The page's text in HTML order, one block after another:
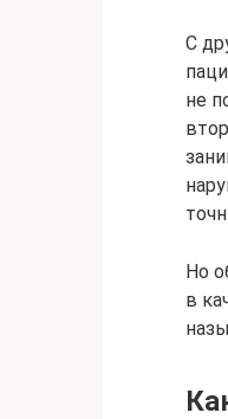
С
не
Но
в